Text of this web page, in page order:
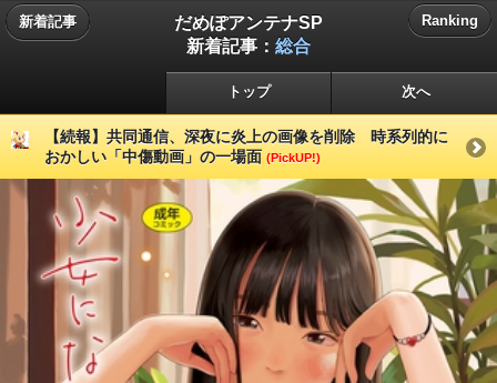
新着記事
だめぽアンテナSP
新着記事： 総合
Ranking
トップ 次へ
【続報】共同通信、深夜に炎上の画像を削除 時系列的に
おかしい「中傷動画」の一場面 (PickUP!)